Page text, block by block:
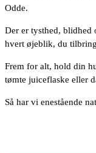
Odde.
Der er tysthed, blidhed
hvert øjeblik, du
Frem for alt, hold din
tømte juiceflaske eller
Så har vi enestående